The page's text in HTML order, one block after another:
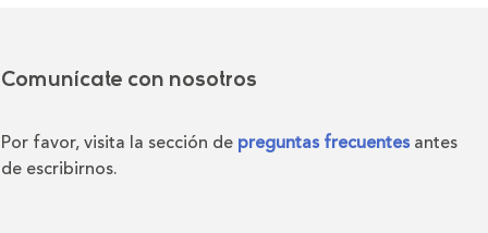
Comunícate con nosotros
Por favor, visita la sección de preguntas frecuentes antes
de escribirnos.